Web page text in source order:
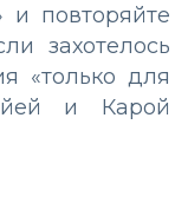
и повторяйте
захотелось
«только для
и Карой